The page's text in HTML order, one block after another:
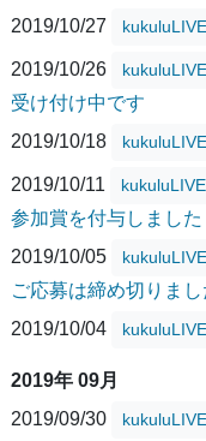
2019/10/27
kukuluLIVE
2019/10/26 kukuluLIVE
受け付け中です
2019/10/18
kukuluLIVE
2019/10/11 kukuluLIVE
参加賞を付与しました
2019/10/05
kukuluLIVE
ご応募は締め切りまし
2019/10/04
kukuluLIVE
2019年 09月
2019/09/30
kukuluLIVE